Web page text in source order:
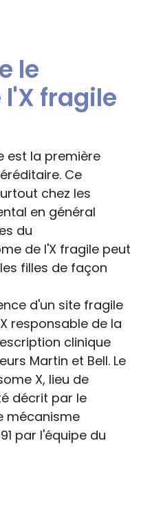
le
fragile
est la première
Ce
chez les
en général
du
de l'X fragile peut
filles de façon
d'un site fragile
responsable de la
clinique
Martin et Bell. Le
X, lieu de
décrit par le
mécanisme
par l'équipe du